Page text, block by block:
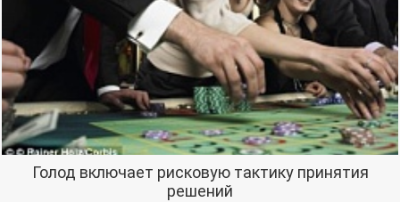
Голод включает рисковую тактику принятия
решений